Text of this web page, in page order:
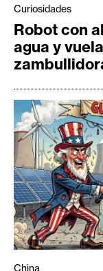
Curiosidades
Robot con
agua y
China